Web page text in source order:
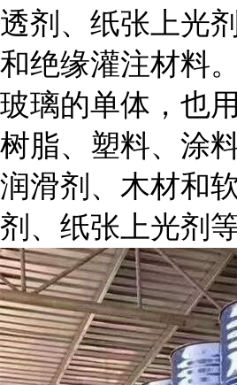
透剂、纸张上光
和绝缘灌注材料
玻璃的单体，也
树脂、塑料、涂
润滑剂、木材和
剂、纸张上光剂等